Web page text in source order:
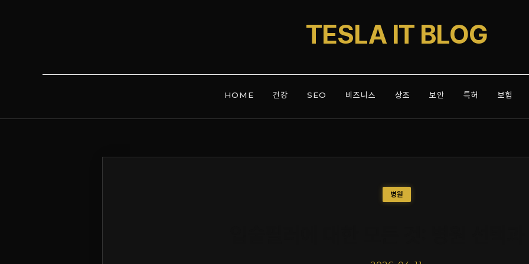
TESLA IT BLOG
HOME 건강 SEO 비즈니스 상조 보안 특허 보험
병원